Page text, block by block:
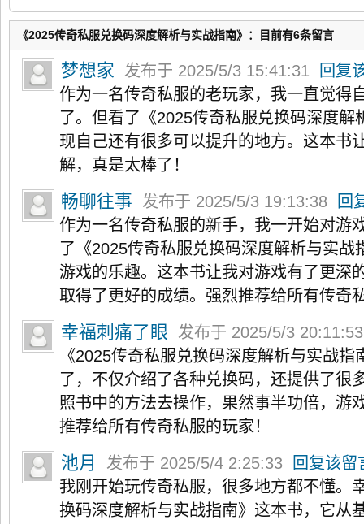
高效进阶指南
《2025传奇私服兑换码深度解析与实战指南》：目前有6条留言
梦想家 发布于 2025/5/3 15:41:31
回复
作为一名传奇私服的老玩家，我一直觉得
了。但看了《2025传奇私服兑换码深度解
现自己还有很多可以提升的地方。这本书
解，真是太棒了！
畅聊往事 发布于 2025/5/3 19:13:38
回
作为一名传奇私服的新手，我一开始对游
了《2025传奇私服兑换码深度解析与实战
游戏的乐趣。这本书让我对游戏有了更深
取得了更好的成绩。强烈推荐给所有传奇
幸福刺痛了眼
发布于 2025/5/3
《2025传奇私服兑换码深度解析与实战
了，不仅介绍了各种兑换码，还提供了很
照书中的方法去操作，果然事半功倍，游
推荐给所有传奇私服的玩家！
池月 发布于 2025/5/4 2:25:33
回复该留
我刚开始玩传奇私服，很多地方都不懂。
换码深度解析与实战指南》这本书，它从